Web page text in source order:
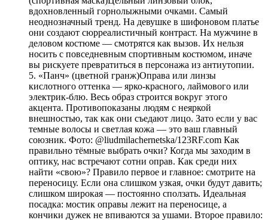
вдохновленный горнолыжными очками. Самый
неоднозначный тренд. На девушке в шифоновом платье
они создают сюрреалистичный контраст. На мужчине в
деловом костюме — смотрятся как вызов. Их нельзя
носить с повседневным спортивным костюмом, иначе
вы рискуете превратиться в персонажа из антиутопии.
5. «Панч» (цветной гранж)Оправа или линзы
кислотного оттенка — ярко-красного, лаймового или
электрик-блю. Весь образ строится вокруг этого
акцента. Противопоказаны людям с неяркой
внешностью, так как они съедают лицо. Зато если у вас
темные волосы и светлая кожа — это ваш главный
союзник. Фото: @liudmilachernetska/123RF.com Как
правильно тёмные выбрать очки? Когда мы заходим в
оптику, нас встречают сотни оправ. Как среди них
найти «свою»? Правило первое и главное: смотрите на
переносицу. Если она слишком узкая, очки будут давить;
слишком широкая — постоянно сползать. Идеальная
посадка: мостик оправы лежит на переносице, а
кончики дужек не впиваются за ушами. Второе правило: